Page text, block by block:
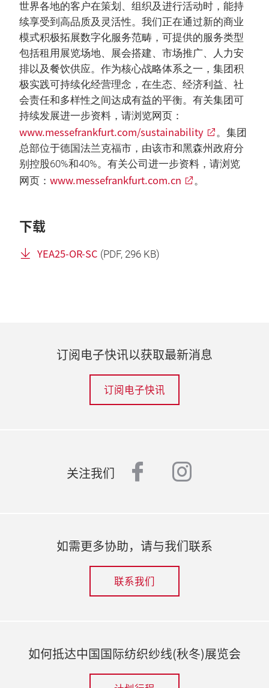
世界各地的客户在策划、组织及进行活动时，能持
续享受到高品质及灵活性。我们正在通过新的商业
模式积极拓展数字化服务范畴，可提供的服务类型
包括租用展览场地、展会搭建、市场推广、人力安
排以及餐饮供应。作为核心战略体系之一，集团积
极实践可持续化经营理念，在生态、经济利益、社
会责任和多样性之间达成有益的平衡。有关集团可
持续发展进一步资料，请浏览网页：
www.messefrankfurt.com/sustainability
。集团
总部位于德国法兰克福市，由该市和黑森州政府分
别控股60%和40%。有关公司进一步资料，请浏览
网页： www.messefrankfurt.com.cn 。
下载
YEA25-OR-SC (PDF, 296 KB)
订阅电子快讯以获取最新消息
订阅电子快讯
关注我们 facebook
如需更多协助，请与我们联系
联系我们
如何抵达中国国际纺织纱线(秋冬)展览会